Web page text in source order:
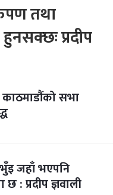
तथा
प्रदीप
सभा
जहाँ भएपनि
: प्रदीप ज्ञवाली